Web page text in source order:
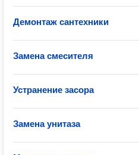
Демонтаж сантехники
Замена смесителя
Устранение засора
Замена унитаза